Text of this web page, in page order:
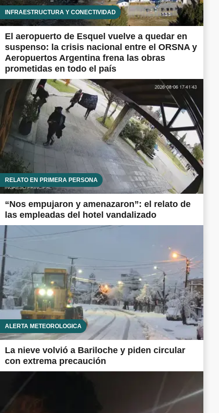
INFRAESTRUCTURA Y CONECTIVIDAD
El aeropuerto de Esquel vuelve a quedar en
suspenso: la crisis nacional entre el ORSNA y
Aeropuertos Argentina frena las obras
prometidas en todo el país
RELATO EN PRIMERA PERSONA
“Nos empujaron y amenazaron”: el relato de
las empleadas del hotel vandalizado
ALERTA METEOROLÓGICA
La nieve volvió a Bariloche y piden circular
con extrema precaución